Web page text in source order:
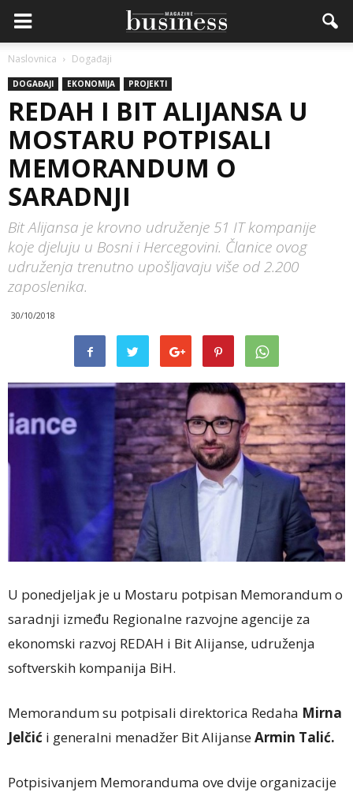
Naslovnica Događaji
DOGAĐAJI EKONOMIJA PROJEKTI
REDAH I BIT ALIJANSA U
MOSTARU POTPISALI
MEMORANDUM O
SARADNJI
Bit Alijansa je krovno udruženje 51 IT kompanije
koje djeluju u Bosni i Hercegovini. Članice ovog
udruženja trenutno upošljavaju više od 2.200
zaposlenika.
30/10/2018
U ponedjeljak je u Mostaru potpisan Memorandum o
saradnji između Regionalne razvojne agencije za
ekonomski razvoj REDAH i Bit Alijanse, udruženja
softverskih kompanija BiH.
Memorandum su potpisali direktorica Redaha Mirna
Jelčić i generalni menadžer Bit AlijanseArmin Talić.
Potpisivanjem Memoranduma ove dvije organizacije